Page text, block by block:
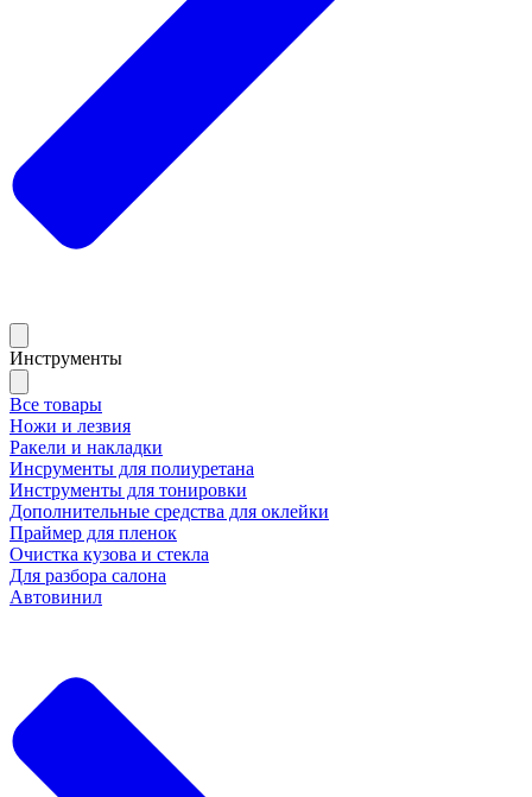
Инструменты
Все товары
Ножи и лезвия
Ракели и накладки
Инсрументы для полиуретана
Инструменты для тонировки
Дополнительные средства для оклейки
Праймер для пленок
Очистка кузова и стекла
Для разбора салона
Автовинил